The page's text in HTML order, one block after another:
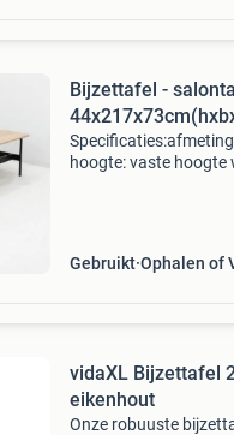
Bijzettafel -
hoogte: vaste hoogte
Gebruikt Ophalen of
vidaXL Bijzettafel
eikenhout
Onze robuuste